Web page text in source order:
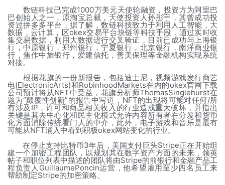
数链科技已完成1000万美元天使轮融资，投资方为阿里巴
巴创始人之一，原淘宝总裁，天使投资人孙彤宇，其曾成功投
资过拼多多平台，据了解，数链科技致力于利用人工智能，大
数据，云计算，区okex交易平台块链等科技手段，通过实时收
集交易数据，利用大数据进行交叉验证，目前已成功与上海银
行，中原银行，郑州银行，宁夏银行，北京银行，南洋商业银
行，焦作中旅银行，爱建信托，善美保理等金融机构实现系统
对接。
根据花旗的一份新报告，包括迪士尼，视频游戏发行商艺
电(ElectronicArts)和RobinhoodMarkets在内的okex官网下载
公司预计将从NFT中受益，花旗分析师ThomasSinglehurst在
题为“颠覆性创新”的报告中写道，NFT的出现将可能对任何/所
有涉及IP，许可和商品相关收入的行业造成重大破坏，并指出
关键是其去中心化和民主化模式允许内容所有者在分发和货币
化方面消除传统看门人的中介，此外，电子游戏和音乐是最有
可能从NFT涌入中看到积极okex网站变化的行业。
在停止支持比特币3年后，美国支付巨头Stripe正在开始组
建一个加密工程团队，以规划其在数字资产方面的未来，领英
帖子和职位列表中描述的团队将由Stripe的前银行和金融产品工
程负责人GuillaumePoncin运营，他希望雇用至少四名员工来
帮助制定Stripe的加密策略。